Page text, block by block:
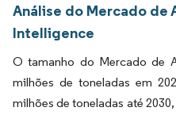
Análise do Mercado de
Intelligence
O tamanho do Mercado de
milhões de toneladas em
milhões de toneladas até